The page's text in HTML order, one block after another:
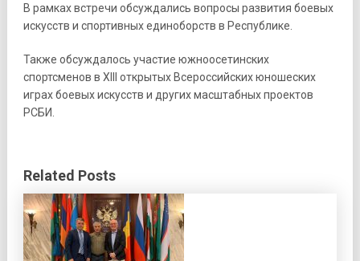
В рамках встречи обсуждались вопросы развития боевых
искусств и спортивных единоборств в Республике.
Также обсуждалось участие южноосетинских
спортсменов в XIII открытых Всероссийских юношеских
играх боевых искусств и других масштабных проектов
РСБИ.
Related Posts